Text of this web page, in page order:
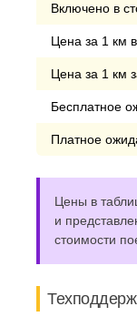
Включено в
Цена за 1 км
Цена за 1 км
Бесплатное
Платное
Цены в
и
стоимости